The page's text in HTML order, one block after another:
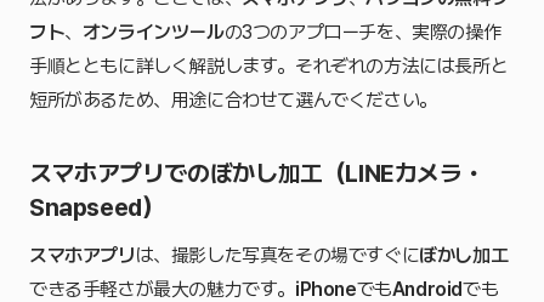
フト、 オンラインツールの3つのアプローチを、実際の操作
手順とともに詳しく解説します。それぞれの方法には長所と
短所があるため、用途に合わせて選んでください。
スマホアプリでのぼかし加工（LINEカメラ・
Snapseed）
スマホアプリは、撮影した写真をその場ですぐにぼかし加工
できる手軽さが最大の魅力です。 iPhoneでもAndroidでも